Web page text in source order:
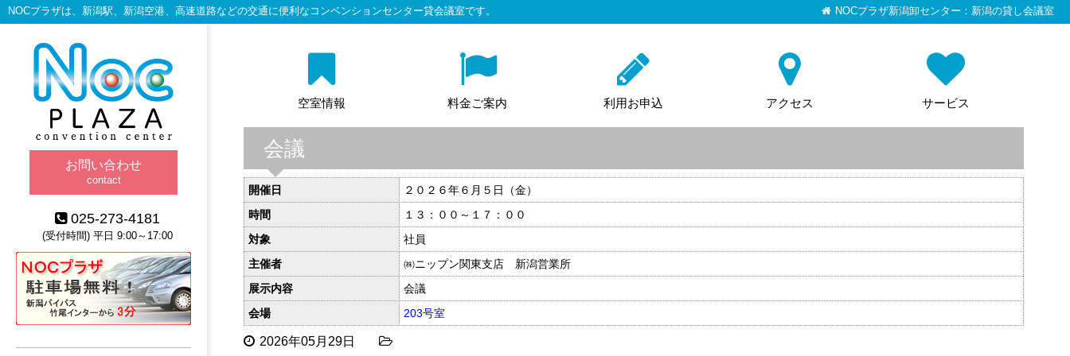
NOCプラザは、新潟駅、新潟空港、高速道路などの交通に便利なコンベンションセンター貸会議室です。 NOCプラザ新潟卸センター：新潟の貸し会議室
空室情報 料金ご案内 利用お申込 アクセス サービス
会議
開催日
２０２６年６月５日（金）
時間
１３：００～１７：００
対象
社員
主催者
㈱ニップン関東支店 新潟営業所
展示内容
会議
会場
203号室
2026年05月29日
お問い合わせ
contact
025-273-4181
(受付時間) 平日 9:00～17:00